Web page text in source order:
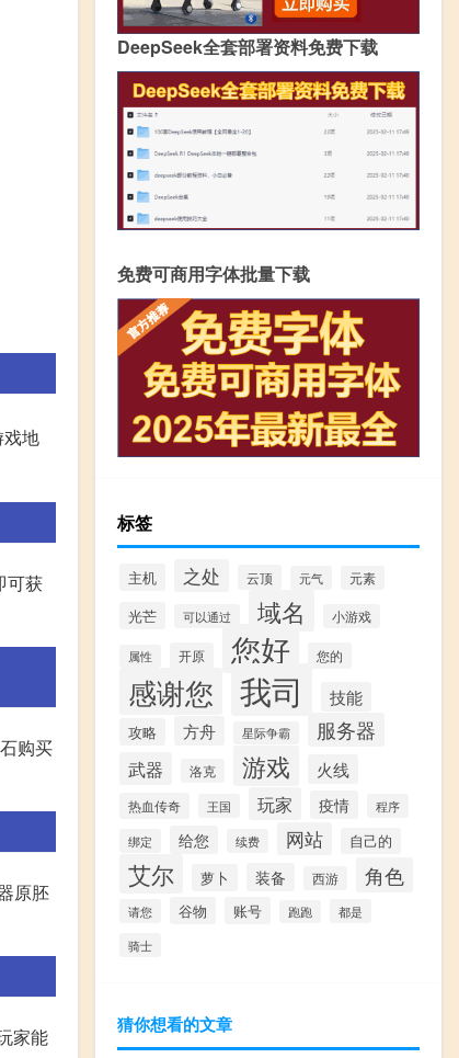
地
可获
购买
原胚
家能
DeepSeek全套部署资料免费下载
免费可商用字体批量下载
标签
主机 之处 云顶 元气 元素
光芒 可以通过 域名 小游戏
属性 开原 您好 您的
感谢您 我司 技能
攻略 方舟 星际争霸 服务器
武器 洛克 游戏 火线
热血传奇 王国 玩家 疫情
程序
绑定
给您 续费 网站 自己的
艾尔 萝卜 装备 西游 角色
请您 谷物 账号 跑跑
都是
骑士
猜你想看的文章